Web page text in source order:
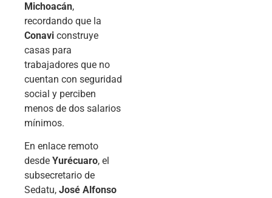
Michoacán,
recordando que la
Conavi construye
casas para
trabajadores que no
cuentan con seguridad
social y perciben
menos de dos salarios
mínimos.
En enlace remoto
desde Yurécuaro, el
subsecretario de
Sedatu, José Alfonso